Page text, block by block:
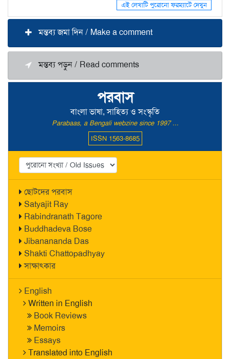
পরবাস
বাংলা ভাষা, সাহিত্য ও সংস্কৃতি
Parabaas, a Bengali webzine since 1997 ...
ISSN 1563-8685
ছোটদের পরবাস
Satyajit Ray
Rabindranath Tagore
Buddhadeva Bose
Jibanananda Das
Shakti Chattopadhyay
সাক্ষাৎকার
English
Written in English
Book Reviews
Memoirs
Essays
Translated into English
এই লেখাটি পুরোনো ফরম্যাটে দেখুন
মন্তব্য জমা দিন / Make a comment
মন্তব্য পড়ুন / Read comments